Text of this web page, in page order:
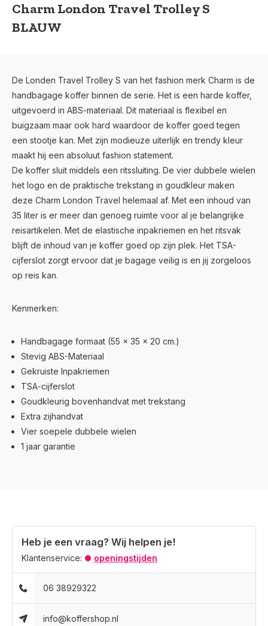
Charm London Travel Trolley S
BLAUW
De Londen Travel Trolley S van het fashion merk Charm is de
handbagage koffer binnen de serie. Het is een harde koffer,
uitgevoerd in ABS-materiaal. Dit materiaal is flexibel en
buigzaam maar ook hard waardoor de koffer goed tegen
een stootje kan. Met zijn modieuze uiterlijk en trendy kleur
maakt hij een absoluut fashion statement.
De koffer sluit middels een ritssluiting. De vier dubbele wielen
het logo en de praktische trekstang in goudkleur maken
deze Charm London Travel helemaal af. Met een inhoud van
35 liter is er meer dan genoeg ruimte voor al je belangrijke
reisartikelen. Met de elastische inpakriemen en het ritsvak
blijft de inhoud van je koffer goed op zijn plek. Het TSA-
cijferslot zorgt ervoor dat je bagage veilig is en jij zorgeloos
op reis kan.
Kenmerken:
Handbagage formaat (55 x 35 x 20 cm.)
Stevig ABS-Materiaal
Gekruiste Inpakriemen
TSA-cijferslot
Goudkleurig bovenhandvat met trekstang
Extra zijhandvat
Vier soepele dubbele wielen
1 jaar garantie
Heb je een vraag? Wij helpen je!
Klantenservice: openingstijden
06 38929322
info@koffershop.nl